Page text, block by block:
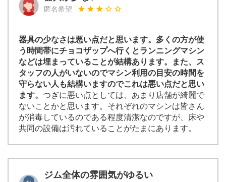
匿名希望
器具の少なさは悪い点だと思います。多くの方が使
う時間帯にチョコザップへ行くとランニングマシン
などは埋まっていることが結構あります。また、ス
タッフの人がいないのでマシン利用の目安の時間を
守らない人も結構いますのでこれは悪い点だと思い
ます。 つぎに悪い点としては、あまり店舗が綺麗で
ないことかと思います。それぞれのマシンは皆さん
が消毒しているのである程度清潔なのですが、床や
共同の設備は汚れていることがたまにあります。
ジム全体の雰囲気がゆるい